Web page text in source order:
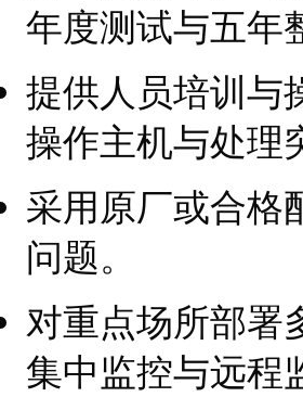
年度测试与五年
提供人员培训与
操作主机与处理
采用原厂或合格
问题。
对重点场所部署
集中监控与远程